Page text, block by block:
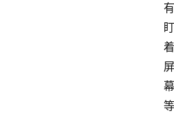
有
盯
着
屏
幕
等